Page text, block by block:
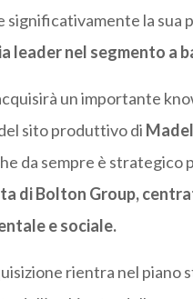
la sua
leader nel segmento a
un importante
sito produttivo di Madel
da sempre è strategico
di Bolton Group,
e sociale.
rientra nel piano